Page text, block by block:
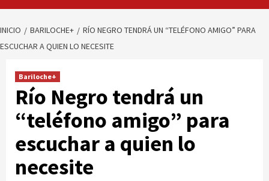
INICIO BARILOCHE+
RÍO NEGRO TENDRÁ UN “TELÉFONO AMIGO” PARA
ESCUCHAR A QUIEN LO NECESITE
Bariloche+
Río Negro tendrá un
“teléfono amigo” para
escuchar a quien lo
necesite